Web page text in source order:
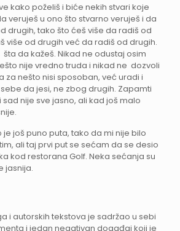
kako poželiš i biće nekih stvari koje
veruješ u ono što stvarno veruješ i da
drugih, tako što ćeš više da radiš od
više od drugih već da radiš od drugih.
da kažeš. Nikad ne odustaj osim
nije vredno truda i nikad ne dozvoli
za nešto nisi sposoban, već uradi i
da jesi, ne zbog drugih. Zapamti
nije sve jasno, ali kad još malo
još puno puta, tako da mi nije bilo
ali taj prvi put se sećam da se desio
kod restorana Golf. Neka sećanja su
jasnija.
i autorskih tekstova je sadržao u sebi
i jedan negativan događaj koji je